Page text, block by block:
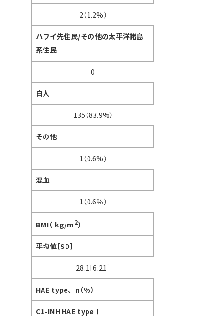
2（1.2%）
ハワイ先住民/その他の太平洋諸島
系住民
0
白人
135（83.9%）
その他
1（0.6%）
混血
1（0.6％）
BMI（ kg/m2）
平均値［SD］
28.1［6.21］
HAE type、n（%）
C1-INH HAE typeⅠ